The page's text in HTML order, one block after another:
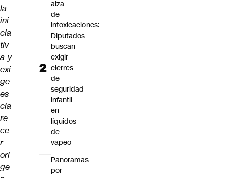
la
ini
cia
tiv
a y
exi
ge
es
cla
re
ce
r
ori
ge
alza
de
intoxicaciones:
Diputados
buscan
exigir
cierres
de
seguridad
infantil
en
líquidos
de
vapeo
Panoramas
por